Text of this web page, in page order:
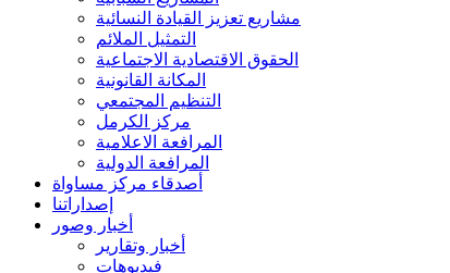
مشاريع تعزيز القيادة النسائية
التمثيل الملائم
الحقوق الاقتصادية الاجتماعية
المكانة القانونية
التنظيم المجتمعي
مركز الكرمل
المرافعة الاعلامية
المرافعة الدولية
أصدقاء مركز مساواة
إصداراتنا
أخبار وصور
أخبار وتقارير
فيديوهات